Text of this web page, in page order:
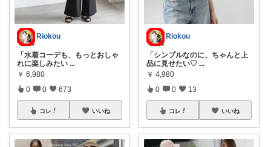
Riokou
「水着コーデも、もっとおしゃ
れに楽しみたい ...
￥ 6,980
0 0 673
コレ いいね
Riokou
「シンプルなのに、ちゃんと上
品に見せたい♡ ...
￥ 4,980
0 0 13
コレ いいね